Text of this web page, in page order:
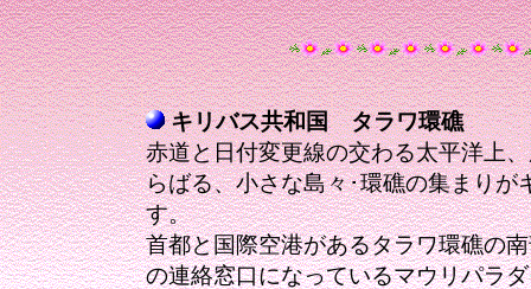
キリバス共和国 タラワ環礁
赤道と日付変更線の交わる太平洋上
らばる、小さな島々･環礁の集まりが
す。
首都と国際空港があるタラワ環礁の
の連絡窓口になっているマウリパラ